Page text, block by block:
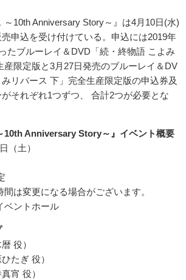
10th Anniversary Story～』は4月10日(水)
申込を受け付けている。申込には2019年
たブルーレイ＆DVD「続・終物語 こよみ
産限定版と3月27日発売のブルーレイ＆DV
リバース 下」完全生産限定版の申込券及
それぞれ1つずつ、 合計2つが必要とな
10th Anniversary Story～』イベント概要
（土）
は変更になる場合がございます。
ベントホール
役）
たぎ 役）
宵 役）